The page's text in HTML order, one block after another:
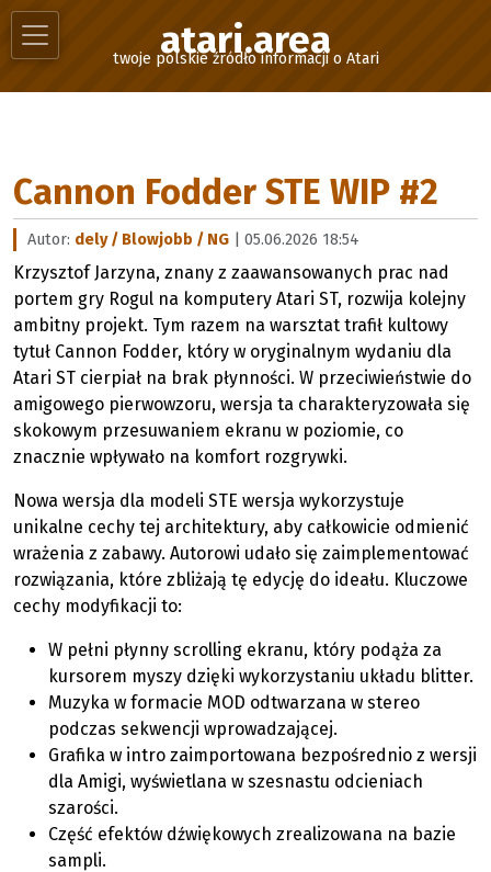
atari.area
twoje polskie źródło informacji o Atari
Cannon Fodder STE WIP #2
Autor: dely / Blowjobb / NG | 05.06.2026 18:54
Krzysztof Jarzyna, znany z zaawansowanych prac nad
portem gry Rogul na komputery Atari ST, rozwija kolejny
ambitny projekt. Tym razem na warsztat trafił kultowy
tytuł Cannon Fodder, który w oryginalnym wydaniu dla
Atari ST cierpiał na brak płynności. W przeciwieństwie do
amigowego pierwowzoru, wersja ta charakteryzowała się
skokowym przesuwaniem ekranu w poziomie, co
znacznie wpływało na komfort rozgrywki.
Nowa wersja dla modeli STE wersja wykorzystuje
unikalne cechy tej architektury, aby całkowicie odmienić
wrażenia z zabawy. Autorowi udało się zaimplementować
rozwiązania, które zbliżają tę edycję do ideału. Kluczowe
cechy modyfikacji to:
W pełni płynny scrolling ekranu, który podąża za
kursorem myszy dzięki wykorzystaniu układu blitter.
Muzyka w formacie MOD odtwarzana w stereo
podczas sekwencji wprowadzającej.
Grafika w intro zaimportowana bezpośrednio z wersji
dla Amigi, wyświetlana w szesnastu odcieniach
szarości.
Część efektów dźwiękowych zrealizowana na bazie
sampli.